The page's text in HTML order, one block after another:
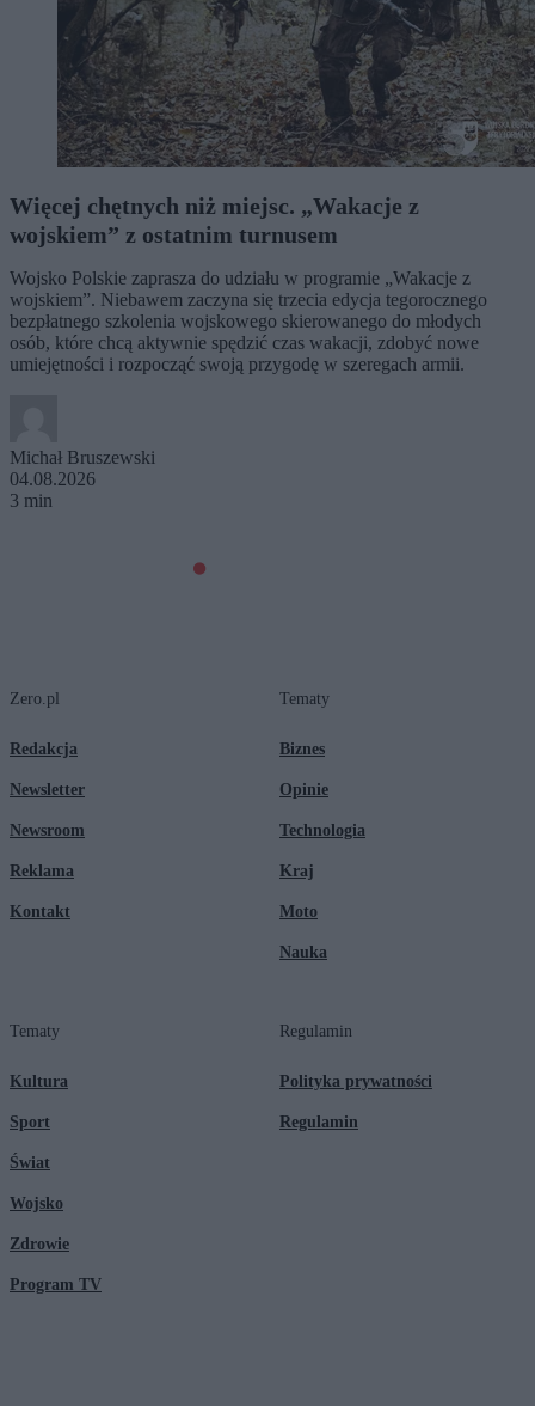
Więcej chętnych niż miejsc. „Wakacje z
wojskiem” z ostatnim turnusem
Wojsko Polskie zaprasza do udziału w programie „Wakacje z
wojskiem”. Niebawem zaczyna się trzecia edycja tegorocznego
bezpłatnego szkolenia wojskowego skierowanego do młodych
osób, które chcą aktywnie spędzić czas wakacji, zdobyć nowe
umiejętności i rozpocząć swoją przygodę w szeregach armii.
Michał Bruszewski
04.08.2026
3 min
Zero.pl
Redakcja
Newsletter
Newsroom
Reklama
Kontakt
Tematy
Biznes
Opinie
Technologia
Kraj
Moto
Nauka
Tematy
Kultura
Sport
Świat
Wojsko
Zdrowie
Program TV
Regulamin
Polityka prywatności
Regulamin